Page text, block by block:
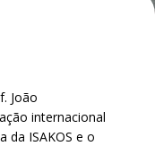
João
internacional
da ISAKOS e o